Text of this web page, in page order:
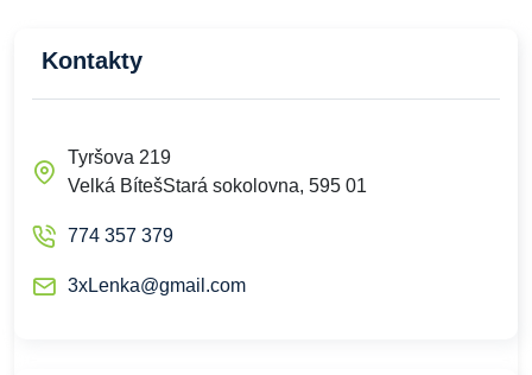
Kontakty
Tyršova 219
Velká BítešStará sokolovna, 595 01
774 357 379
3xLenka@gmail.com